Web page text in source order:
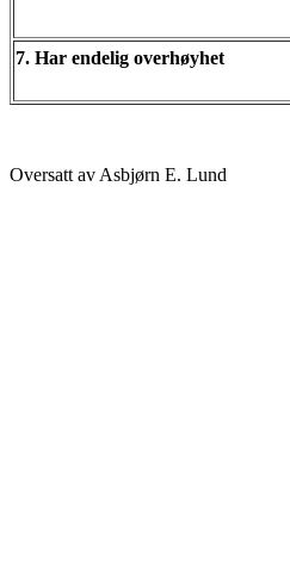
7. Har endelig overhøyhet
Oversatt av Asbjørn E. Lund